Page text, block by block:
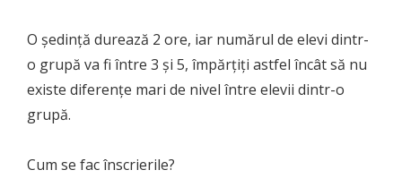
O ședință durează 2 ore, iar numărul de elevi dintr-
o grupă va fi între 3 și 5, împărțiți astfel încât să nu
existe diferențe mari de nivel între elevii dintr-o
grupă.
Cum se fac înscrierile?